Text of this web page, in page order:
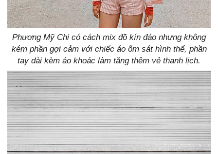
Phương Mỹ Chi có cách mix đồ kín đáo nhưng không
kém phần gợi cảm với chiếc áo ôm sát hình thể, phần
tay dài kèm áo khoác làm tăng thêm vẻ thanh lịch.